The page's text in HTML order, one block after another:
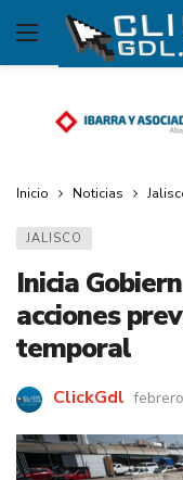
Inicio Noticias
JALISCO
Inicia
acciones
temporal
ClickGdl